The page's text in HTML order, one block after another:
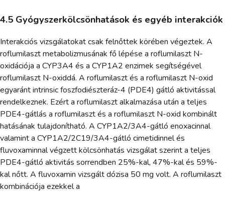
4.5 Gyógyszerkölcsönhatások és egyéb interakciók
Interakciós vizsgálatokat csak felnőttek körében végeztek. A
roflumilaszt metabolizmusának fő lépése a roflumilaszt N-
oxidációja a CYP3A4 és a CYP1A2 enzimek segítségével
roflumilaszt N-oxiddá. A roflumilaszt és a roflumilaszt N-oxid
egyaránt intrinsic foszfodiészteráz-4 (PDE4) gátló aktivitással
rendelkeznek. Ezért a roflumilaszt alkalmazása után a teljes
PDE4-gátlás a roflumilaszt és a roflumilaszt N-oxid kombinált
hatásának tulajdonítható. A CYP1A2/3A4-gátló enoxacinnal
valamint a CYP1A2/2C19/3A4-gátló cimetidinnel és
fluvoxaminnal végzett kölcsönhatás vizsgálat szerint a teljes
PDE4-gátló aktivitás sorrendben 25%-kal, 47%-kal és 59%-
kal nőtt. A fluvoxamin vizsgált dózisa 50 mg volt. A roflumilaszt
kombinációja ezekkel a